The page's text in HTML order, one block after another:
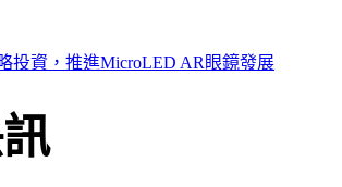
投資，推進MicroLED AR眼鏡發展